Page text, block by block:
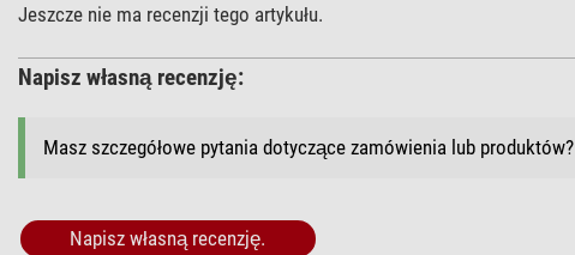
Jeszcze nie ma recenzji tego artykułu.
Napisz własną recenzję:
Masz szczegółowe pytania dotyczące zamówienia lub produktów?
Napisz własną recenzję.